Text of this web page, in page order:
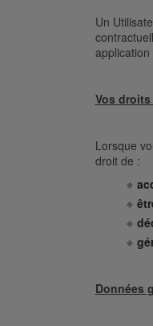
Un
Vos
Lorsque
droit de :
Données